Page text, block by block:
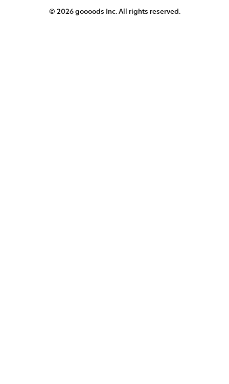
© 2026 goooods Inc. All rights reserved.